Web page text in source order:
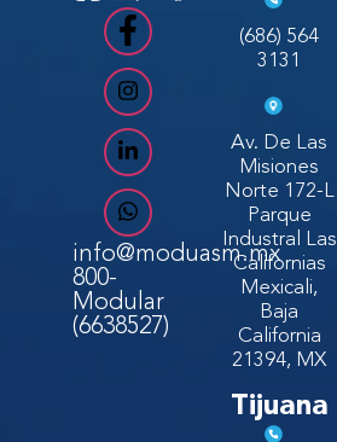
info@moduasm.mx
800-
Modular
(6638527)
(686) 564
3131
Av. De Las
Misiones
Norte 172-L
Parque
Industral Las
Californias
Mexicali,
Baja
California
21394, MX
Tijuana